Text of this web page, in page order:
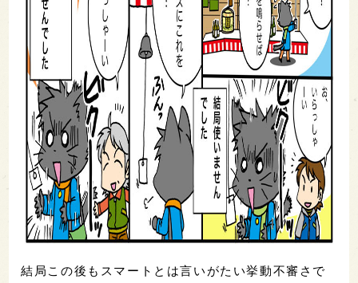
結局この後もスマートとは言いがたい挙動不審さで